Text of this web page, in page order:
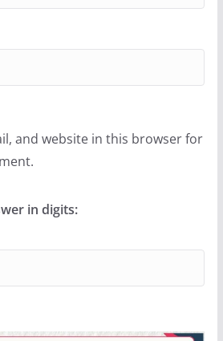
and website in this browser for
in digits: